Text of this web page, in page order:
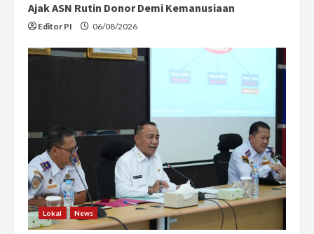
Ajak ASN Rutin Donor Demi Kemanusiaan
Editor PI 06/08/2026
Lokal News